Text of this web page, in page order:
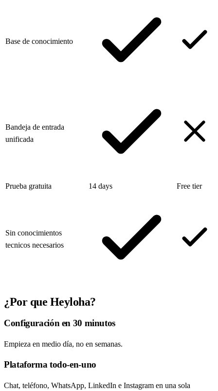
Base de conocimiento
Bandeja de entrada
unificada
Prueba gratuita 14 days Free tier
Sin conocimientos
tecnicos necesarios
¿Por que Heyloha?
Configuración en 30 minutos
Empieza en medio día, no en semanas.
Plataforma todo-en-uno
Chat, teléfono, WhatsApp, LinkedIn e Instagram en una sola